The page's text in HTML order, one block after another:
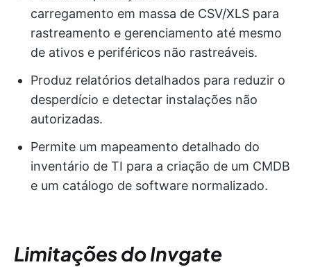
carregamento em massa de CSV/XLS para
rastreamento e gerenciamento até mesmo
de ativos e periféricos não rastreáveis.
Produz relatórios detalhados para reduzir o
desperdício e detectar instalações não
autorizadas.
Permite um mapeamento detalhado do
inventário de TI para a criação de um CMDB
e um catálogo de software normalizado.
Limitações do Invgate